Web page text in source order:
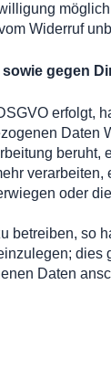
Widerruf
gegen
erfolgt,
oder
Daten